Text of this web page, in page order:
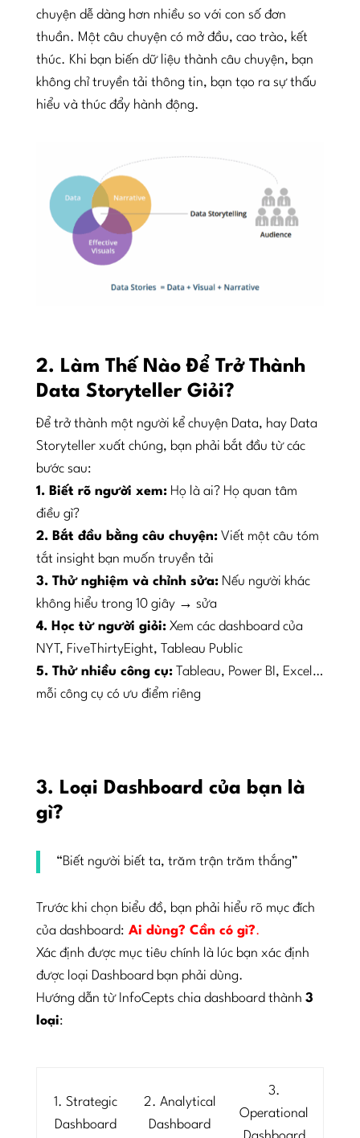
chuyện dễ dàng hơn nhiều so với con số đơn
thuần. Một câu chuyện có mở đầu, cao trào, kết
thúc. Khi bạn biến dữ liệu thành câu chuyện, bạn
không chỉ truyền tải thông tin, bạn tạo ra sự thấu
hiểu và thúc đẩy hành động.
2. Làm Thế Nào Để Trở Thành
Data Storyteller Giỏi?
Để trở thành một người kể chuyện Data, hay Data
Storyteller xuất chúng, bạn phải bắt đầu từ các
bước sau:
1. Biết rõ người xem:Họ là ai? Họ quan tâm
điều gì?
2. Bắt đầu bằng câu chuyện:Viết một câu tóm
tắt insight bạn muốn truyền tải
3. Thử nghiệm và chỉnh sửa:Nếu người khác
không hiểu trong 10 giây → sửa
4. Học từ người giỏi:Xem các dashboard của
NYT, FiveThirtyEight, Tableau Public
5. Thử nhiều công cụ:Tableau, Power BI, Excel…
mỗi công cụ có ưu điểm riêng
3. Loại Dashboard của bạn là
gì?
“Biết người biết ta, trăm trận trăm thắng”
Trước khi chọn biểu đồ, bạn phải hiểu rõ mục đích
của dashboard: Ai dùng? Cần có gì?.
Xác định được mục tiêu chính là lúc bạn xác định
được loại Dashboard bạn phải dùng.
Hướng dẫn từ InfoCepts chia dashboard thành 3
loại:
1. Strategic
Dashboard
2. Analytical
Dashboard
3.
Operational